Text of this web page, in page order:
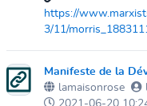
https://
3/11/
Manifeste de la
lamaisonrose
2021-06-20